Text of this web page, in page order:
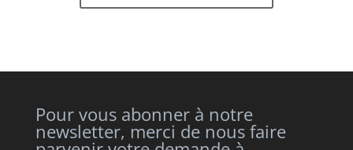
Pour vous abonner à notre
newsletter, merci de nous faire